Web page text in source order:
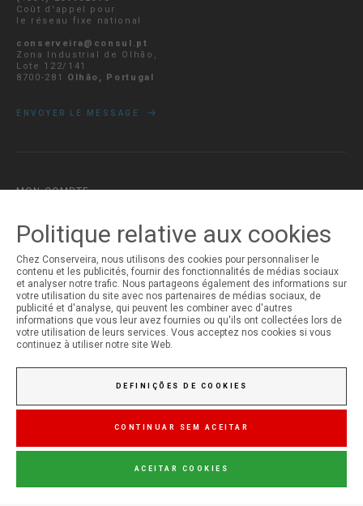
Coût d'appel pour
le réseau fixe national
conserveira@consul.pt
Zona Industrial de Olhão,
Lote 122/141
8700-281 Olhão, Portugal
ENVOYER LE MESSAGE
MON COMPTE
Inscription
Politique relative aux cookies
Chez Conserveira, nous utilisons des cookies pour personnaliser le
contenu et les publicités, fournir des fonctionnalités de médias sociaux
et analyser notre trafic. Nous partageons également des informations sur
votre utilisation du site avec nos partenaires de médias sociaux, de
publicité et d'analyse, qui peuvent les combiner avec d'autres
informations que vous leur avez fournies ou qu'ils ont collectées lors de
votre utilisation de leurs services. Vous acceptez nos cookies si vous
continuez à utiliser notre site Web.
DEFINIÇÕES DE COOKIES
CONTINUAR SEM ACEITAR
ACEITAR COOKIES